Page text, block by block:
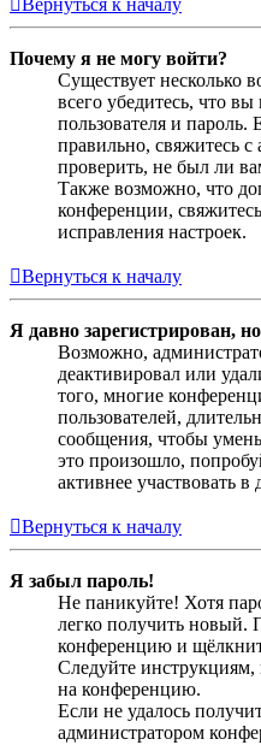
Вернуться к началу
Почему я не могу войти?
Существует несколько
всего убедитесь, что
пользователя и
правильно, свяжитесь
проверить, не был ли
Также возможно, что
конференции,
исправления настроек.
Вернуться к началу
Я давно зарегистрирован,
Возможно,
деактивировал или
того, многие
пользователей,
сообщения, чтобы
это произошло,
активнее участвовать в
Вернуться к началу
Я забыл пароль!
Не паникуйте! Хотя
легко получить новый.
конференцию и
Следуйте инструкциям,
на конференцию.
Если не удалось
администратором